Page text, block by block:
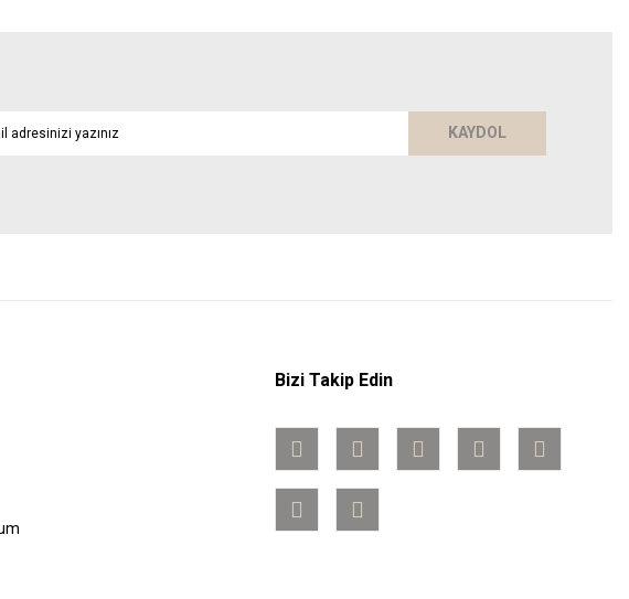
KAYDOL
Bizi Takip Edin